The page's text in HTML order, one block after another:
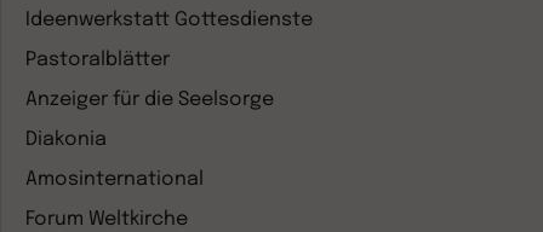
Ideenwerkstatt Gottesdienste
Pastoralblätter
Anzeiger für die Seelsorge
Diakonia
Amosinternational
Forum Weltkirche